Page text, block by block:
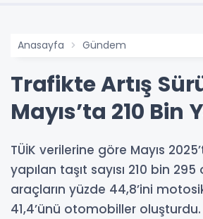
Anasayfa Gündem
Trafikte Artış
Mayıs’ta 210 Bin
TÜİK verilerine göre Mayıs
yapılan taşıt sayısı 210 bin 295
araçların yüzde 44,8’ini
41,4’ünü otomobiller oluşturdu.